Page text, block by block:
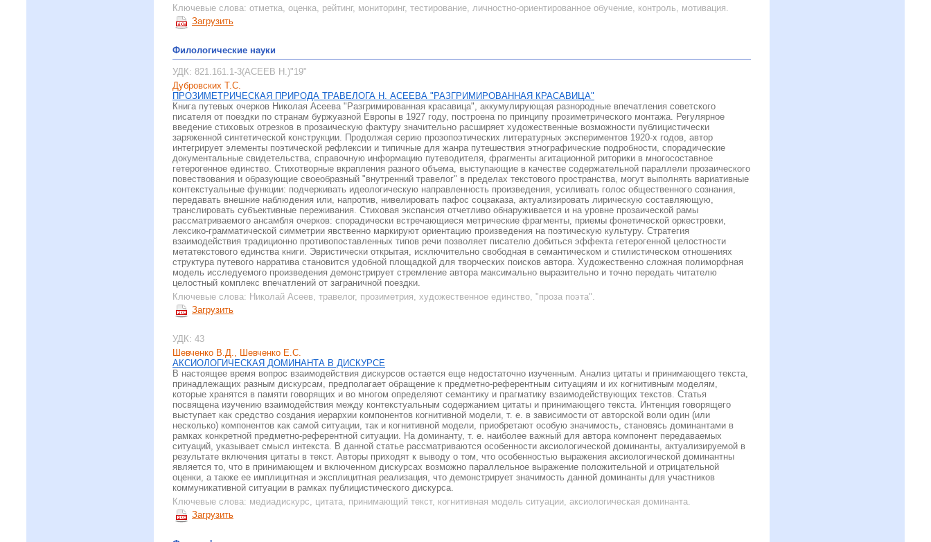
Ключевые слова: отметка, оценка, рейтинг, мониторинг, тестирование, личностно-ориентированное обучение, контроль, мотивация.
Загрузить
Филологические науки
УДК: 821.161.1-3(АСЕЕВ Н.)"19"
Дубровских Т.С.
ПРОЗИМЕТРИЧЕСКАЯ ПРИРОДА ТРАВЕЛОГА Н. АСЕЕВА "РАЗГРИМИРОВАННАЯ КРАСАВИЦА"
Книга путевых очерков Николая Асеева "Разгримированная красавица", аккумулирующая разнородные впечатления советского
писателя от поездки по странам буржуазной Европы в 1927 году, построена по принципу прозиметрического монтажа. Регулярное
введение стиховых отрезков в прозаическую фактуру значительно расширяет художественные возможности публицистически
заряженной синтетической конструкции. Продолжая серию прозопоэтических литературных экспериментов 1920-х годов, автор
интегрирует элементы поэтической рефлексии и типичные для жанра путешествия этнографические подробности, спорадические
документальные свидетельства, справочную информацию путеводителя, фрагменты агитационной риторики в многосоставное
гетерогенное единство. Стихотворные вкрапления разного объема, выступающие в качестве содержательной параллели прозаического
повествования и образующие своеобразный "внутренний травелог" в пределах текстового пространства, могут выполнять вариативные
контекстуальные функции: подчеркивать идеологическую направленность произведения, усиливать голос общественного сознания,
передавать внешние наблюдения или, напротив, нивелировать пафос соцзаказа, актуализировать лирическую составляющую,
транслировать субъективные переживания. Стиховая экспансия отчетливо обнаруживается и на уровне прозаической рамы
рассматриваемого ансамбля очерков: спорадически встречающиеся метрические фрагменты, приемы фонетической оркестровки,
лексико-грамматической симметрии явственно маркируют ориентацию произведения на поэтическую культуру. Стратегия
взаимодействия традиционно противопоставленных типов речи позволяет писателю добиться эффекта гетерогенной целостности
метатекстового единства книги. Эвристически открытая, исключительно свободная в семантическом и стилистическом отношениях
структура путевого нарратива становится удобной площадкой для творческих поисков автора. Художественно сложная полиморфная
модель исследуемого произведения демонстрирует стремление автора максимально выразительно и точно передать читателю
целостный комплекс впечатлений от заграничной поездки.
Ключевые слова: Николай Асеев, травелог, прозиметрия, художественное единство, "проза поэта".
Загрузить
УДК: 43
Шевченко В.Д., Шевченко Е.С.
АКСИОЛОГИЧЕСКАЯ ДОМИНАНТА В ДИСКУРСЕ
В настоящее время вопрос взаимодействия дискурсов остается еще недостаточно изученным. Анализ цитаты и принимающего текста,
принадлежащих разным дискурсам, предполагает обращение к предметно-референтным ситуациям и их когнитивным моделям,
которые хранятся в памяти говорящих и во многом определяют семантику и прагматику взаимодействующих текстов. Статья
посвящена изучению взаимодействия между контекстуальным содержанием цитаты и принимающего текста. Интенция говорящего
выступает как средство создания иерархии компонентов когнитивной модели, т. е. в зависимости от авторской воли один (или
несколько) компонентов как самой ситуации, так и когнитивной модели, приобретают особую значимость, становясь доминантами в
рамках конкретной предметно-референтной ситуации. На доминанту, т. е. наиболее важный для автора компонент передаваемых
ситуаций, указывает смысл интекста. В данной статье рассматриваются особенности аксиологической доминанты, актуализируемой в
результате включения цитаты в текст. Авторы приходят к выводу о том, что особенностью выражения аксиологической доминантны
является то, что в принимающем и включенном дискурсах возможно параллельное выражение положительной и отрицательной
оценки, а также ее имплицитная и эксплицитная реализация, что демонстрирует значимость данной доминанты для участников
коммуникативной ситуации в рамках публицистического дискурса.
Ключевые слова: медиадискурс, цитата, принимающий текст, когнитивная модель ситуации, аксиологическая доминанта.
Загрузить